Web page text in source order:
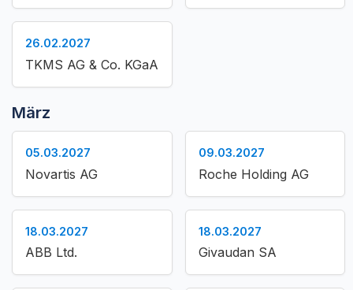
26.02.2027
TKMS AG & Co. KGaA
März
05.03.2027
Novartis AG
09.03.2027
Roche Holding AG
18.03.2027
ABB Ltd.
18.03.2027
Givaudan SA